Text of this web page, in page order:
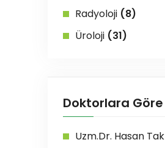
Radyoloji (8)
Üroloji (31)
Doktorlara Göre
Uzm.Dr. Hasan Tak